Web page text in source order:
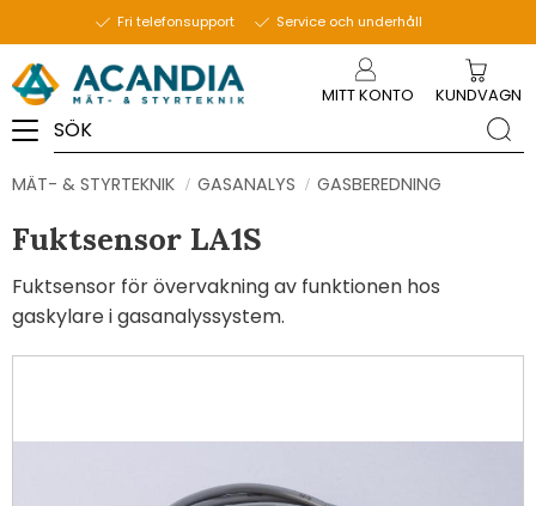
Fri telefonsupport Service och underhåll
MITT KONTO KUNDVAGN
MÄT- & STYRTEKNIK GASANALYS GASBEREDNING
Fuktsensor LA1S
Fuktsensor för övervakning av funktionen hos
gaskylare i gasanalyssystem.